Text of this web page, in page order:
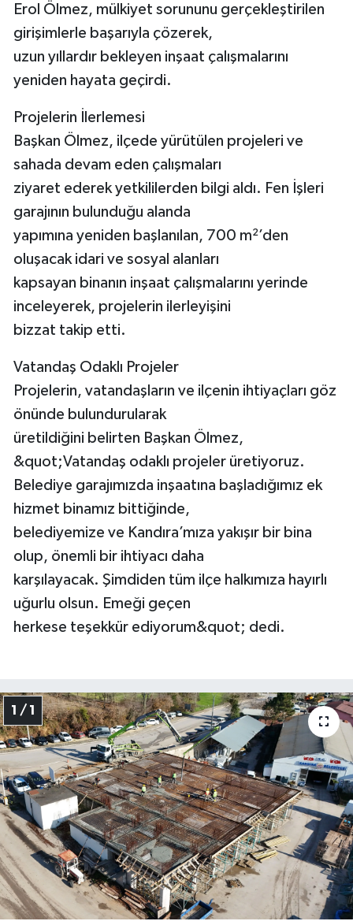
Erol Ölmez, mülkiyet sorununu gerçekleştirilen
girişimlerle başarıyla çözerek,
uzun yıllardır bekleyen inşaat çalışmalarını
yeniden hayata geçirdi.
Projelerin İlerlemesi
Başkan Ölmez, ilçede yürütülen projeleri ve
sahada devam eden çalışmaları
ziyaret ederek yetkililerden bilgi aldı. Fen İşleri
garajının bulunduğu alanda
yapımına yeniden başlanılan, 700 m²’den
oluşacak idari ve sosyal alanları
kapsayan binanın inşaat çalışmalarını yerinde
inceleyerek, projelerin ilerleyişini
bizzat takip etti.
Vatandaş Odaklı Projeler
Projelerin, vatandaşların ve ilçenin ihtiyaçları göz
önünde bulundurularak
üretildiğini belirten Başkan Ölmez,
&quot;Vatandaş odaklı projeler üretiyoruz.
Belediye garajımızda inşaatına başladığımız ek
hizmet binamız bittiğinde,
belediyemize ve Kandıra’mıza yakışır bir bina
olup, önemli bir ihtiyacı daha
karşılayacak. Şimdiden tüm ilçe halkımıza hayırlı
uğurlu olsun. Emeği geçen
herkese teşekkür ediyorum&quot; dedi.
1 / 1